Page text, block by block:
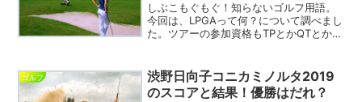
しぶこもぐもぐ！知らないゴルフ用語。
今回は、LPGAって何？について調べまし
た。ツアーの参加資格もTPとかQTとか出
いゴルフ用語しぶこもぐもぐパワーで、
人気急上昇の女子...
ゴルフ
渋野日向子コニカミノルタ2019
のスコアと結果！優勝はだれ？